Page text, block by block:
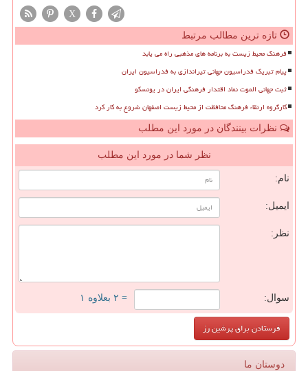
X
تازه ترین مطالب مرتبط
فرهنگ محیط زیست به برنامه های مذهبی راه می یابد
پیام تبریک فدراسیون جهانی تیراندازی به فدراسیون ایران
ثبت جهانی الموت نماد اقتدار فرهنگی ایران در یونسکو
کارگروه ارتقاء فرهنگ محافظت از محیط زیست اصفهان شروع به کار کرد
نظرات بینندگان در مورد این مطلب
نظر شما در مورد این مطلب
نام:
ایمیل:
نظر:
سوال: = ۲ بعلاوه ۱
دوستان ما